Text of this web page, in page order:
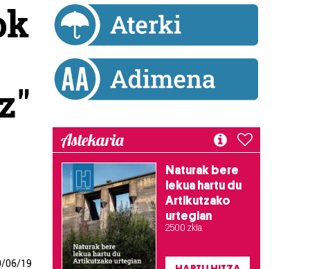
/06/19
Astekaria
Naturak bere
lekua hartu du
Artikutzako
urtegian
2.500 zkia.